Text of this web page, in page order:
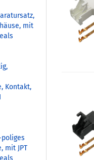
mit
Kontakt,
mit JPT